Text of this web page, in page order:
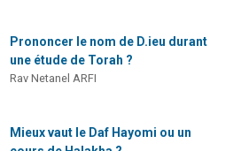
Prononcer le nom de D.ieu durant
une étude de Torah ?
Rav Netanel ARFI
Mieux vaut le Daf Hayomi ou un